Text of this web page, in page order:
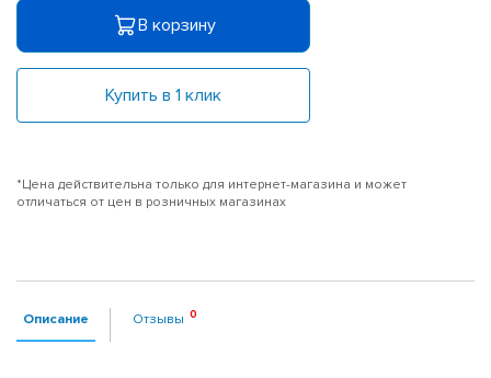
В корзину
Купить в 1 клик
*Цена действительна только для интернет-магазина и может
отличаться от цен в розничных магазинах
Описание Отзывы